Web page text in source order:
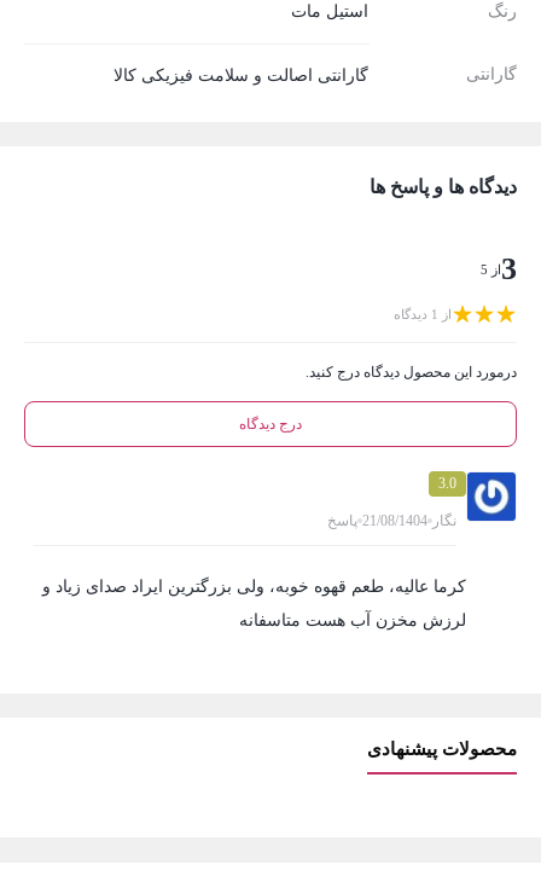
رنگ استیل مات
گارانتی گارانتی اصالت و سلامت فیزیکی کالا
دیدگاه ها و پاسخ ها
3از 5
از 1 دیدگاه
درمورد این محصول دیدگاه درج کنید.
درج دیدگاه
3.0
نگار 21/08/1404 پاسخ
کرما عالیه، طعم قهوه خوبه، ولی بزرگترین ایراد صدای زیاد و
لرزش مخزن آب هست متاسفانه
محصولات پیشنهادی